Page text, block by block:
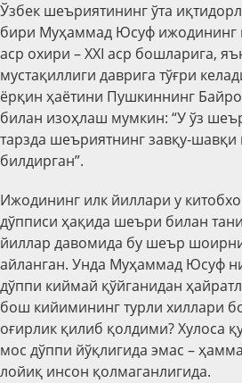
Ўзбек шеъриятининг ўта
бири Муҳаммад Юсуф ижодининг
аср охири – XXI аср бошларига,
мустақиллиги даврига тўғри
ёрқин ҳаётини Пушкиннинг
билан изоҳлаш мумкин: “У ўз
тарзда шеъриятнинг завқу-
билдирган”.
Ижодининг илк йиллари у
дўпписи ҳақида шеъри билан
йиллар давомида бу шеър
айланган. Унда Муҳаммад Юсуф
дўппи киймай қўйганидан
бош кийимининг турли хиллари
оғирлик қилиб қолдими? Хулоса
мос дўппи йўқлигида эмас –
лойиқ инсон қолмаганлигида.